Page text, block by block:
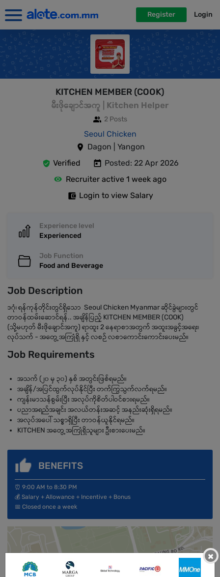
Register Login
KITCHEN MEMBER (COOK)
မီးဖိုချောင်အကူ | Kitchen Helper
2 Posts
Seoul Chicken
Dagon | Yangon
Verified
Posted: 22 Apr 2026
Recruiter active 1 week ago
Login to view Salary
Experience level
Experienced
Job Function
Food and Beverage
Job Description
ဒဂုံ၊ ရန်ကုန်တိုင်းတွင်ရှိသော Seoul Chicken Myanmar ဆိုင်ခွဲများတွင်
တာဝန်ထမ်းဆောင်ရန်.. အချိန်ပြည့် KITCHEN MEMBER (COOK)
(သို့မဟုတ် မီးဖိုချောင်အကူ) ရာထူး 2 နေရာစာအတွက် အထူးအခွင့်အရေး၊
လုပ်သက် - အတွေ့အကြုံရှိ နှင့် လစဉ် လစာကောင်းကောင်းပေးမည်။
Job Requirements
အသက် (၂၀ မှ ၃၀) နှစ် အတွင်းဖြစ်ရမည်။
အချိန်/အပြင်ထွက်လုပ်နိုင်ပြီး တက်ကြွသွက်လက်ရမည်။
ကျန်းမာသန်စွမ်းပြီး အလုပ်ကိုစိတ်ပါဝင်စားရမည်။
ပညာအရည်အချင်း အလယ်တန်းအဆင့် အနည်းဆုံးရှိရမည်။
အလုပ်အပေါ် သစ္စာရှိပြီး တာဝန်ယူနိုင်ရမည်။
KITCHEN အတွေ့အကြုံရှိသူများ ဦးစားပေးမည်။
BENEFITS
⏰ 9:00 AM to 8:30 PM
💰 Salary + Allowance + Incentive + Bonus
📅 Closed once a week
×